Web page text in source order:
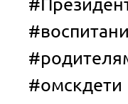
#омскдети